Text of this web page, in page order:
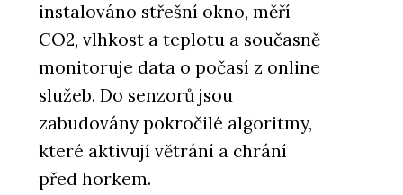
instalováno střešní okno, měří
CO2, vlhkost a teplotu a současně
monitoruje data o počasí z online
služeb. Do senzorů jsou
zabudovány pokročilé algoritmy,
které aktivují větrání a chrání
před horkem.